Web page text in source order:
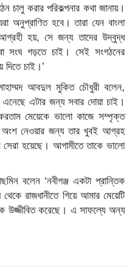
চালু করার পরিকল্পনার কথা জানায়।
অনুপ্রাণিত হবে। তারা যেন বাংলা
হয়, সে জন্য তাদের উদ্বুদ্ধ
সংঘ গড়তে চাই। সেই সংগঠনের
দিতে চাই।’
আবদুল মুকিত চৌধুরী বলেন,
এটার জন্য সবার দোয়া চাই।
মেয়েকে ভালো কাজে সম্পৃক্ত
অংশ নেওয়ার জন্য তার খুবই আগ্রহ
হয়েছে। আগামীতে তাকে ভালো
বলেন ‘নবীগঞ্জ একটা প্রান্তিক
রাজধানীতে গিয়ে আমার মেয়েটি
উজ্জীবিত করেছে। এ সাফল্যে অন্য